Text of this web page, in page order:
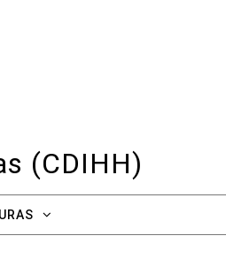
(CDIHH)